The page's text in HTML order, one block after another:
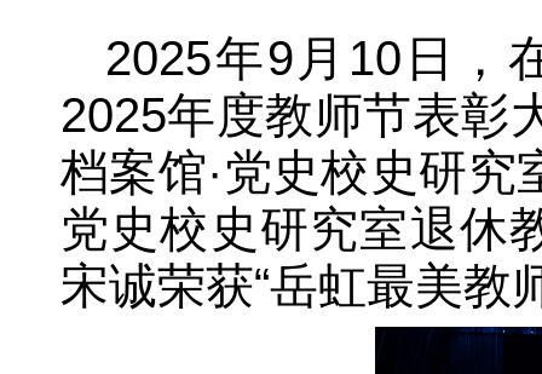
2025年9月10日，
2025年度教师节表彰
档案馆·党史校史研究
党史校史研究室退休
宋诚荣获“岳虹最美教